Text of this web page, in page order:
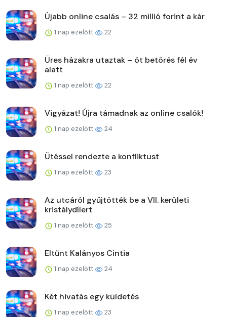
Újabb online csalás – 32 millió forint a kár
1 nap ezelőtt 22
Üres házakra utaztak – öt betörés fél év
alatt
1 nap ezelőtt 22
Vigyázat! Újra támadnak az online csalók!
1 nap ezelőtt 24
Ütéssel rendezte a konfliktust
1 nap ezelőtt 23
Az utcáról gyűjtötték be a VII. kerületi
kristálydílert
1 nap ezelőtt 25
Eltűnt Kalányos Cintia
1 nap ezelőtt 24
Két hivatás egy küldetés
1 nap ezelőtt 23